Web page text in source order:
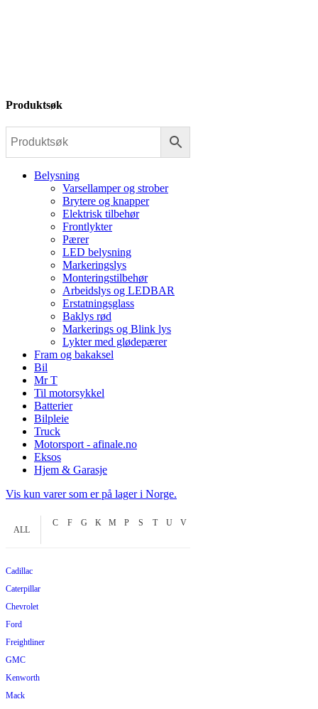
Produktsøk
Belysning
Varsellamper og strober
Brytere og knapper
Elektrisk tilbehør
Frontlykter
Pærer
LED belysning
Markeringslys
Monteringstilbehør
Arbeidslys og LEDBAR
Erstatningsglass
Baklys rød
Markerings og Blink lys
Lykter med glødepærer
Fram og bakaksel
Bil
Mr T
Til motorsykkel
Batterier
Bilpleie
Truck
Motorsport - afinale.no
Eksos
Hjem & Garasje
Vis kun varer som er på lager i Norge.
ALL
C F G K M P S T U V
Cadillac
Caterpillar
Chevrolet
Ford
Freightliner
GMC
Kenworth
Mack